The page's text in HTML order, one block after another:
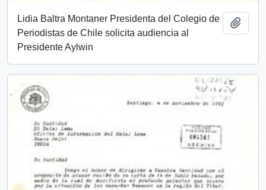
Lidia Baltra Montaner Presidenta del Colegio de
Periodistas de Chile solicita audiencia al
Presidente Aylwin